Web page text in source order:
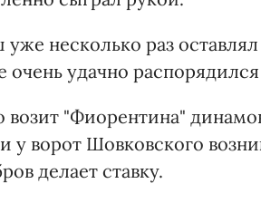
уже несколько раз
очень удачно
возит "Фиорентина"
у ворот Шовковского
делает ставку.